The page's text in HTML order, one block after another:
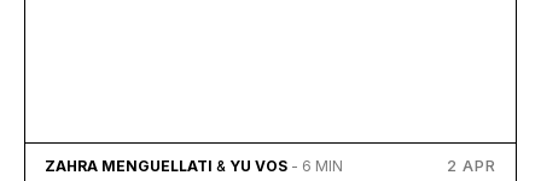
ZAHRA MENGUELLATI & YU VOS - 6 MIN 2 APR